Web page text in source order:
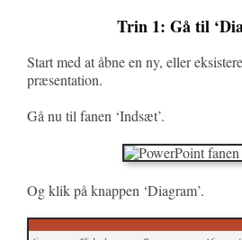
Trin 1: Gå til
Start med at åbne en ny, eller
præsentation.
Gå nu til fanen ‘Indsæt’.
Og klik på knappen ‘Diagram’.